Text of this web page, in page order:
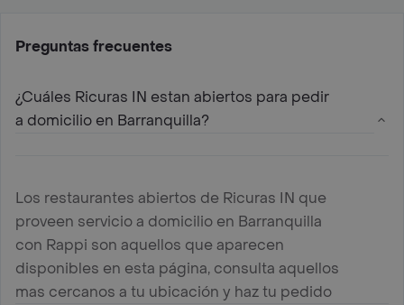
Preguntas frecuentes
¿Cuáles Ricuras IN estan abiertos para pedir
a domicilio en Barranquilla?
Los restaurantes abiertos de Ricuras IN que
proveen servicio a domicilio en Barranquilla
con Rappi son aquellos que aparecen
disponibles en esta página, consulta aquellos
mas cercanos a tu ubicación y haz tu pedido